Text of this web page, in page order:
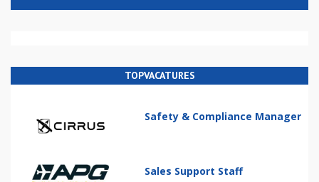
TOPVACATURES
Safety & Compliance Manager
Sales Support Staff